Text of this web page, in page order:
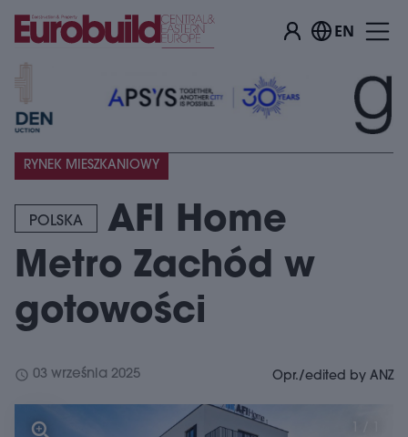
EN
POLSKA
AFI Home
Metro Zachód w
gotowości
RYNEK MIESZKANIOWY
schedule 03 września 2025 Opr./edited by ANZ